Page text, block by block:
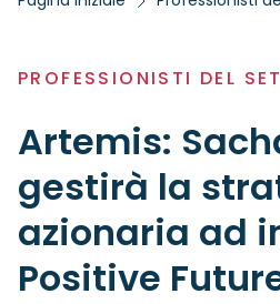
PROFESSIONISTI DEL
Artemis:
gestirà la
azionaria ad
Positive